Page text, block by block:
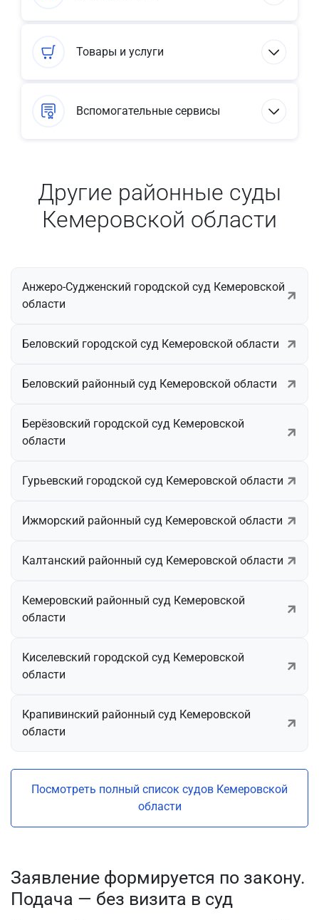
Товары и услуги
Вспомогательные сервисы
Другие районные суды
Кемеровской области
Анжеро-Судженский городской суд Кемеровской
области
Беловский городской суд Кемеровской области
Беловский районный суд Кемеровской области
Берёзовский городской суд Кемеровской
области
Гурьевский городской суд Кемеровской области
Ижморский районный суд Кемеровской области
Калтанский районный суд Кемеровской области
Кемеровский районный суд Кемеровской
области
Киселевский городской суд Кемеровской
области
Крапивинский районный суд Кемеровской
области
Посмотреть полный список судов Кемеровской
области
Заявление формируется по закону.
Подача — без визита в суд